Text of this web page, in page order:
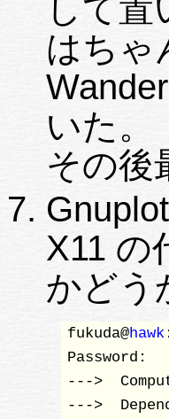
して置
はちゃ
いた。
その後
X11 の
かどう
fukuda@hawk
Password:
--->
--->